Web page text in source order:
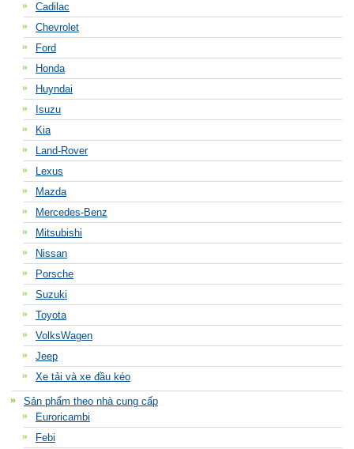
Cadilac
Chevrolet
Ford
Honda
Huyndai
Isuzu
Kia
Land-Rover
Lexus
Mazda
Mercedes-Benz
Mitsubishi
Nissan
Porsche
Suzuki
Toyota
VolksWagen
Jeep
Xe tải và xe đầu kéo
Sản phẩm theo nhà cung cấp
Euroricambi
Febi